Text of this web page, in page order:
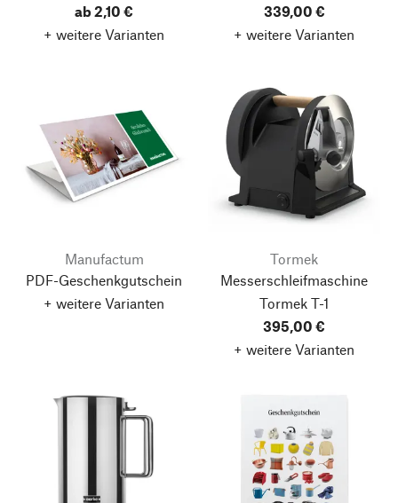
ab 2,10 €
+ weitere Varianten
339,00 €
+ weitere Varianten
Manufactum
PDF-Geschenkgutschein
+ weitere Varianten
Tormek
Messerschleifmaschine
Tormek T-1
395,00 €
+ weitere Varianten